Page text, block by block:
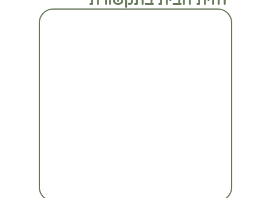
מעבר לכתבה המלאה